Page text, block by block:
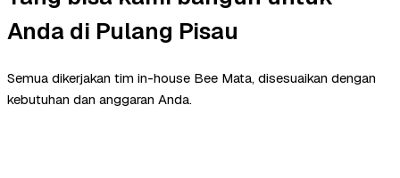
Anda di Pulang Pisau
Semua dikerjakan tim in-house Bee Mata, disesuaikan dengan
kebutuhan dan anggaran Anda.